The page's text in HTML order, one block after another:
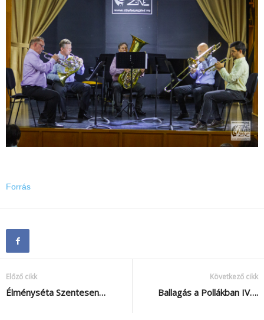
Forrás
Előző cikk
Élményséta Szentesen…
Következő cikk
Ballagás a Pollákban IV….